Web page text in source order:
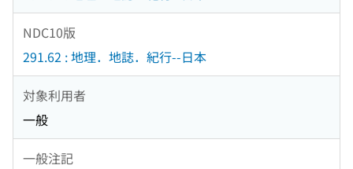
NDC10版
291.62 : 地理．地誌．紀行--日本
対象利用者
一般
一般注記